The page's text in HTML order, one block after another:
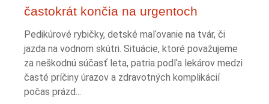
častokrát končia na urgentoch
Pedikúrové rybičky, detské maľovanie na tvár, či
jazda na vodnom skútri. Situácie, ktoré považujeme
za neškodnú súčasť leta, patria podľa lekárov medzi
časté príčiny úrazov a zdravotných komplikácií
počas prázd...